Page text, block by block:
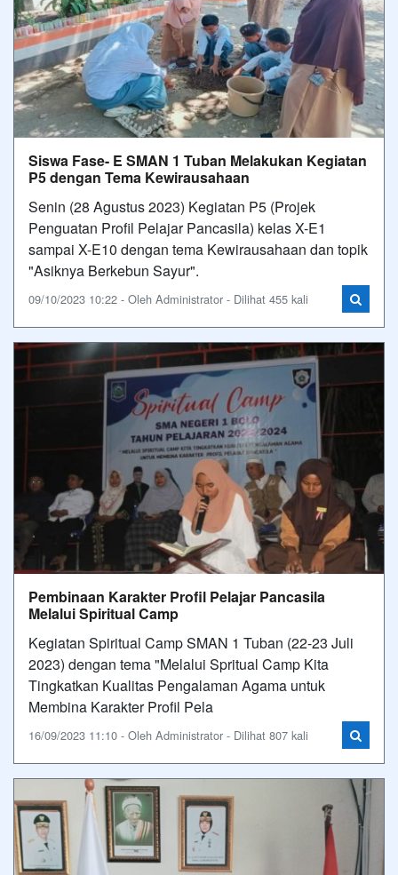
Siswa Fase- E SMAN 1 Tuban Melakukan Kegiatan
P5 dengan Tema Kewirausahaan
Senin (28 Agustus 2023) Kegiatan P5 (Projek
Penguatan Profil Pelajar Pancasila) kelas X-E1
sampai X-E10 dengan tema Kewirausahaan dan topik
"Asiknya Berkebun Sayur".
09/10/2023 10:22 - Oleh Administrator - Dilihat 455 kali
Pembinaan Karakter Profil Pelajar Pancasila
Melalui Spiritual Camp
Kegiatan Spiritual Camp SMAN 1 Tuban (22-23 Juli
2023) dengan tema "Melalui Spritual Camp Kita
Tingkatkan Kualitas Pengalaman Agama untuk
Membina Karakter Profil Pela
16/09/2023 11:10 - Oleh Administrator - Dilihat 807 kali